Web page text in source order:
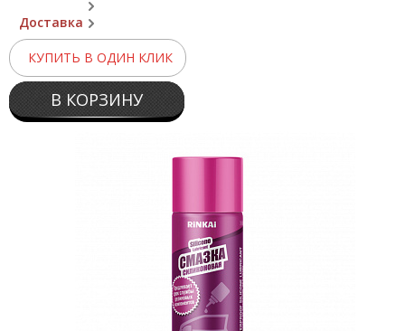
Доставка
КУПИТЬ В ОДИН КЛИК
В КОРЗИНУ